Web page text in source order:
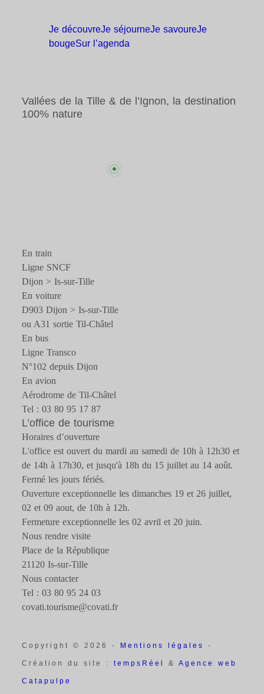
Je découvreJe séjourneJe savoureJe
bougeSur l’agenda
Vallées de la Tille & de l’Ignon, la destination
100% nature
En train
Ligne SNCF
Dijon > Is-sur-Tille
En voiture
D903 Dijon > Is-sur-Tille
ou A31 sortie Til-Châtel
En bus
Ligne Transco
N°102 depuis Dijon
En avion
Aérodrome de Til-Châtel
Tel : 03 80 95 17 87
L’office de tourisme
Horaires d’ouverture
L'office est ouvert du mardi au samedi de 10h à 12h30 et
de 14h à 17h30, et jusqu'à 18h du 15 juillet au 14 août.
Fermé les jours fériés.
Ouverture exceptionnelle les dimanches 19 et 26 juillet,
02 et 09 aout, de 10h à 12h.
Fermeture exceptionnelle les 02 avril et 20 juin.
Nous rendre visite
Place de la République
21120 Is-sur-Tille
Nous contacter
Tel : 03 80 95 24 03
covati.tourisme@covati.fr
Copyright © 2026 - Mentions légales -
Création du site :tempsRéel&Agence web
Catapulpe